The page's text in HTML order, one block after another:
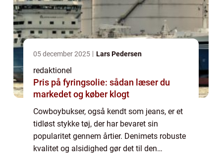
05 december 2025 Lars Pedersen
redaktionel
Pris på fyringsolie: sådan læser du
markedet og køber klogt
Cowboybukser, også kendt som jeans, er et
tidløst stykke tøj, der har bevaret sin
popularitet gennem årtier. Denimets robuste
kvalitet og alsidighed gør det til den